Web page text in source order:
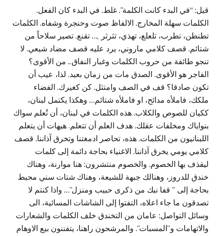
قيل: “في البدء كانت الكلمة”. غلط. في البدء كان الفعل.
الكلمات سهلة المخارج. الالفاظ صوت وحنجرة وشفاه. الكلمات
تطنطن، تطرب، تلعلع، تهذي، تثرثر ,… تقنع. تصير سلاحاً من
شتائم. قصف كلامي ماروني، يرد عليه قصف مضاد شيعي. لا
تنجو طائفة من حروب الكلمات وغبار النفاق.. من الأقوى؟
الفاجر هو الأقوى. الصدق مات من زمان بعيد. لذا، عيب أن
تكون صادقا؟ قف في الصف وامتثل. كن كغيرك. الفضاء
ملكك، فاملأه مدائح، او فاملأه شتائم… وهكذا يكتمل لبنان،
ككيان للصوص والكلاب. هذه الكلمات في لبنان، أن تُعلم سواك
بنواياك ومخلفات عقلك. هدف العلم أن تتعلم. هيهات أن يتعلم
اللبنانيون من الكلمات. هذه، تحاصر ادمغتنا وتخرق آذاننا. قصف
كلامي يومي يخرق آذاننا. الاغنياء بحاجة دائمة إلى كلمات
ليقذف بها الخصوم. والخصوم منتشرون: هنا موارنة، وهناك
خندق للدروز، وهنالك جبهة للشيعة، وهناك شتات سني محبط
بحاجة إلى ” قفا نبك من ذكرى حبيب ومنزل”… واذا كنتم لا
تصدقون ما جاء اعلاه، التفتوا إلى الشاشات المسائية، الى
وسائل التواصل: عامان من التخندق خلف الكلمات والشعارات
والاتهامات و”المسبات”. والمرشحون راهنا، يتفننون بيع الاوهام